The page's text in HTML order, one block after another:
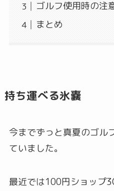
ゴルフ使用時の注
まとめ
持ち運べる氷嚢
今までずっと真夏のゴル
ていました。
最近では100円ショップ